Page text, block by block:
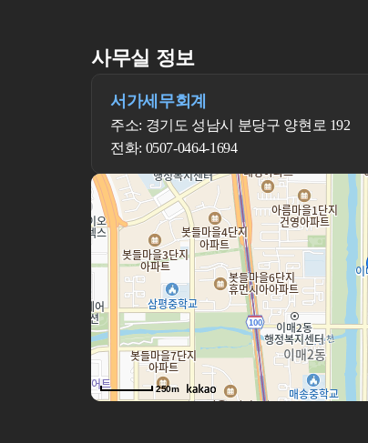
사무실 정보
서가세무회계
주소: 경기도 성남시 분당구 양현로 192
전화: 0507-0464-1694
250m